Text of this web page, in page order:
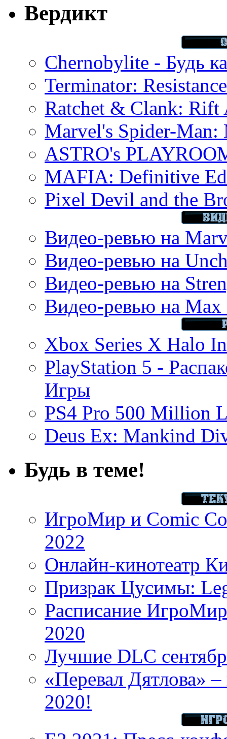
Вердикт
Chernobylite - Будь
Terminator:
Ratchet & Clank: Rift
Marvel's Spider-Man:
ASTRO's
MAFIA: Definitive
Pixel Devil and the
Видео-ревью на
Видео-ревью на
Видео-ревью на
Видео-ревью на Max
Xbox Series X Halo
PlayStation 5 -
Игры
PS4 Pro 500 Million
Deus Ex: Mankind
Будь в теме!
ИгроМир и Comic
2022
Онлайн-кинотеатр
Призрак Цусимы:
Расписание
2020
Лучшие DLC
«Перевал Дятлова»
2020!